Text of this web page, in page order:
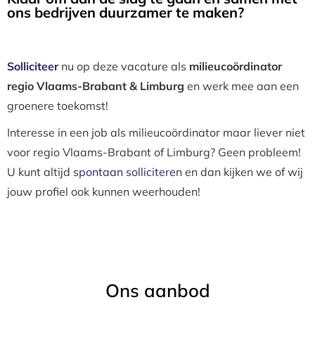
ons bedrijven duurzamer te maken?
Solliciteer nu op deze vacature als milieucoördinator
regio Vlaams-Brabant & Limburg en werk mee aan een
groenere toekomst!
Interesse in een job als milieucoördinator maar liever niet
voor regio Vlaams-Brabant of Limburg? Geen probleem!
U kunt altijd spontaan solliciteren en dan kijken we of wij
jouw profiel ook kunnen weerhouden!
Ons aanbod